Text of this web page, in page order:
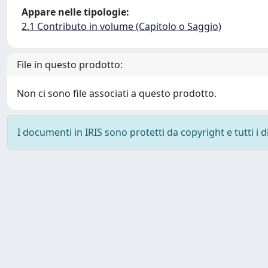
Appare nelle tipologie:
2.1 Contributo in volume (Capitolo o Saggio)
File in questo prodotto:
Non ci sono file associati a questo prodotto.
I documenti in IRIS sono protetti da copyright e tutti i